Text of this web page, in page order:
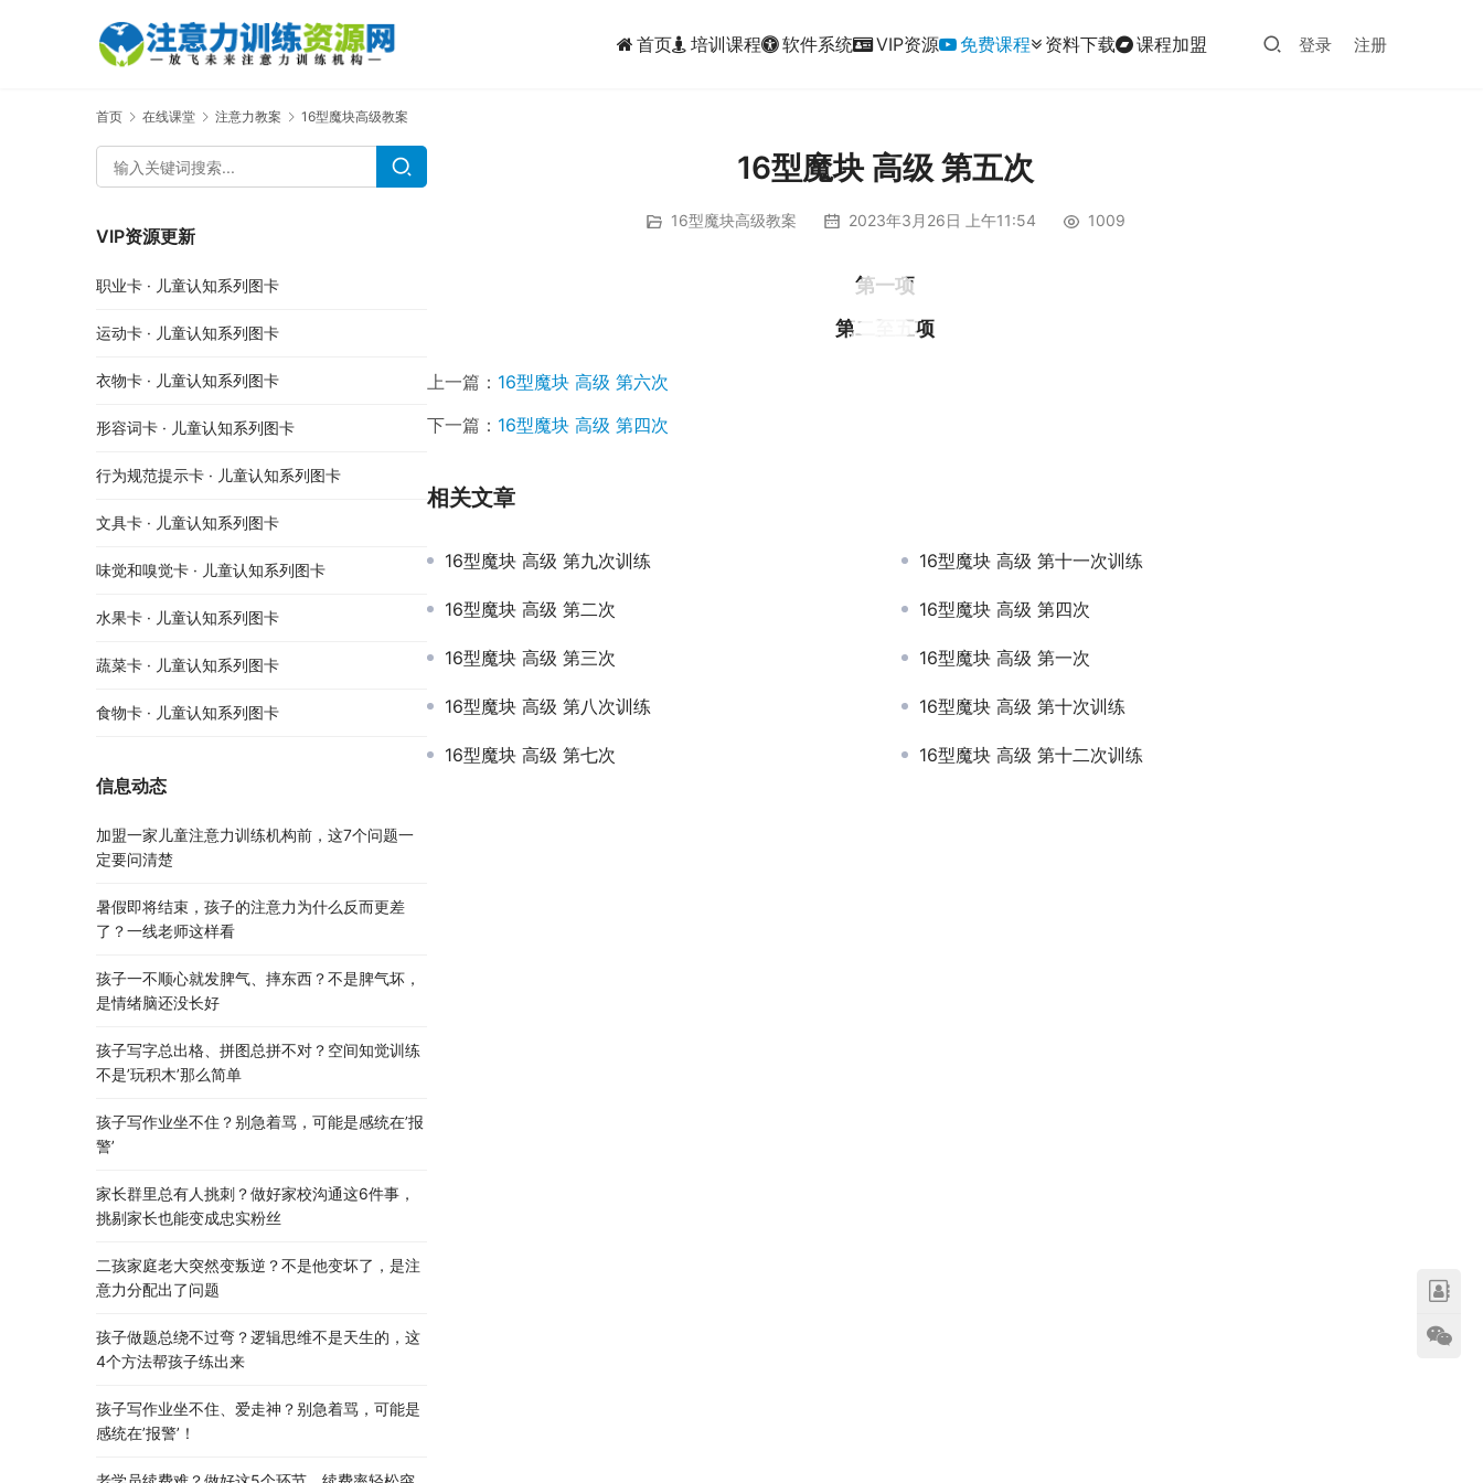
首页 培训课程 软件系统 VIP资源 免费课程 资料下载 课程加盟 登录 注册
首页 在线课堂 注意力教案 16型魔块高级教案
16型魔块 高级 第五次
16型魔块高级教案 2023年3月26日 上午11:54 1009
第一项
第二至五项
上一篇： 16型魔块 高级 第六次
下一篇： 16型魔块 高级 第四次
相关文章
16型魔块 高级 第九次训练 16型魔块 高级 第十一次训练
16型魔块 高级 第二次 16型魔块 高级 第四次
16型魔块 高级 第三次 16型魔块 高级 第一次
16型魔块 高级 第八次训练 16型魔块 高级 第十次训练
16型魔块 高级 第七次 16型魔块 高级 第十二次训练
VIP资源更新
职业卡 · 儿童认知系列图卡
运动卡 · 儿童认知系列图卡
衣物卡 · 儿童认知系列图卡
形容词卡 · 儿童认知系列图卡
行为规范提示卡 · 儿童认知系列图卡
文具卡 · 儿童认知系列图卡
味觉和嗅觉卡 · 儿童认知系列图卡
水果卡 · 儿童认知系列图卡
蔬菜卡 · 儿童认知系列图卡
食物卡 · 儿童认知系列图卡
信息动态
加盟一家儿童注意力训练机构前，这7个问题一
定要问清楚
暑假即将结束，孩子的注意力为什么反而更差
了？一线老师这样看
孩子一不顺心就发脾气、摔东西？不是脾气坏，
是情绪脑还没长好
孩子写字总出格、拼图总拼不对？空间知觉训练
不是’玩积木’那么简单
孩子写作业坐不住？别急着骂，可能是感统在’报
警’
家长群里总有人挑刺？做好家校沟通这6件事，
挑剔家长也能变成忠实粉丝
二孩家庭老大突然变叛逆？不是他变坏了，是注
意力分配出了问题
孩子做题总绕不过弯？逻辑思维不是天生的，这
4个方法帮孩子练出来
孩子写作业坐不住、爱走神？别急着骂，可能是
感统在’报警’！